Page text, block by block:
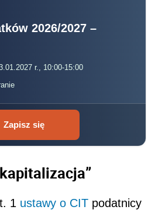
2026/2027 –
r., 10:00-15:00
Zapisz się
1 ustawy o CIT podatnicy